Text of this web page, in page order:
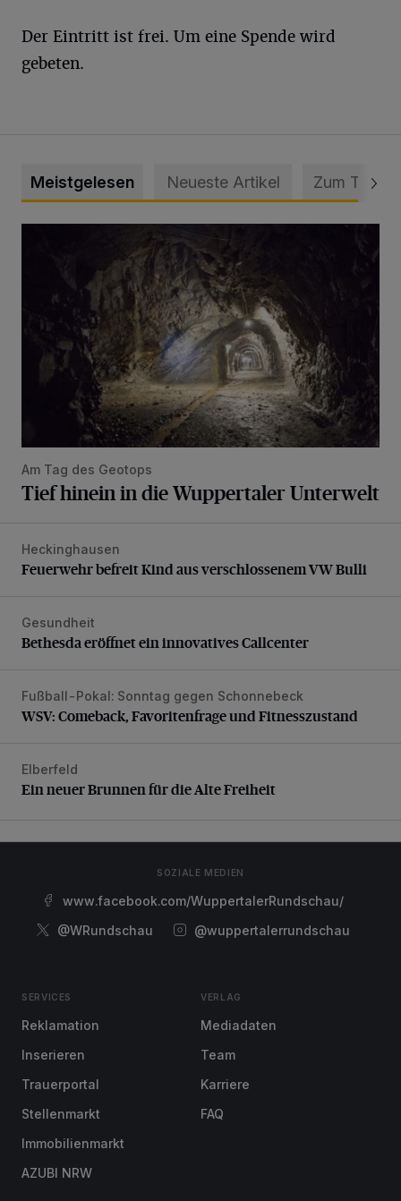
Der Eintritt ist frei. Um eine Spende wird
gebeten.
Meistgelesen Neueste Artikel Zum Thema
Am Tag des Geotops
Tief hinein in die Wuppertaler Unterwelt
Feuerwehr befreit Kind aus verschlossenem VW Bulli
Heckinghausen
Feuerwehr befreit Kind aus verschlossenem VW Bulli
Bethesda eröffnet ein innovatives Callcenter
Gesundheit
Bethesda eröffnet ein innovatives Callcenter
WSV: Comeback, Favoritenfrage und Fitnesszustand
Fußball-Pokal: Sonntag gegen Schonnebeck
WSV: Comeback, Favoritenfrage und Fitnesszustand
Ein neuer Brunnen für die Alte Freiheit
Elberfeld
Ein neuer Brunnen für die Alte Freiheit
SOZIALE MEDIEN
www.facebook.com/WuppertalerRundschau/
@WRundschau
@wuppertalerrundschau
SERVICES
Reklamation
Inserieren
Trauerportal
Stellenmarkt
Immobilienmarkt
AZUBI NRW
VERLAG
Mediadaten
Team
Karriere
FAQ